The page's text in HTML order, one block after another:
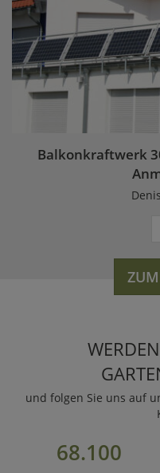
Balkonkraftwerk
und folgen Sie uns auf
68.100